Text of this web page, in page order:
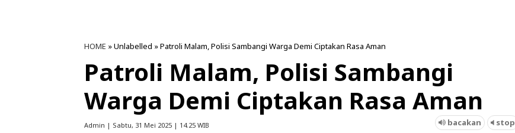
HOME » Unlabelled » Patroli Malam, Polisi Sambangi Warga Demi Ciptakan Rasa Aman
Patroli Malam, Polisi Sambangi
Warga Demi Ciptakan Rasa Aman
Admin | Sabtu, 31 Mei 2025 | 14.25 WIB bacakan stop